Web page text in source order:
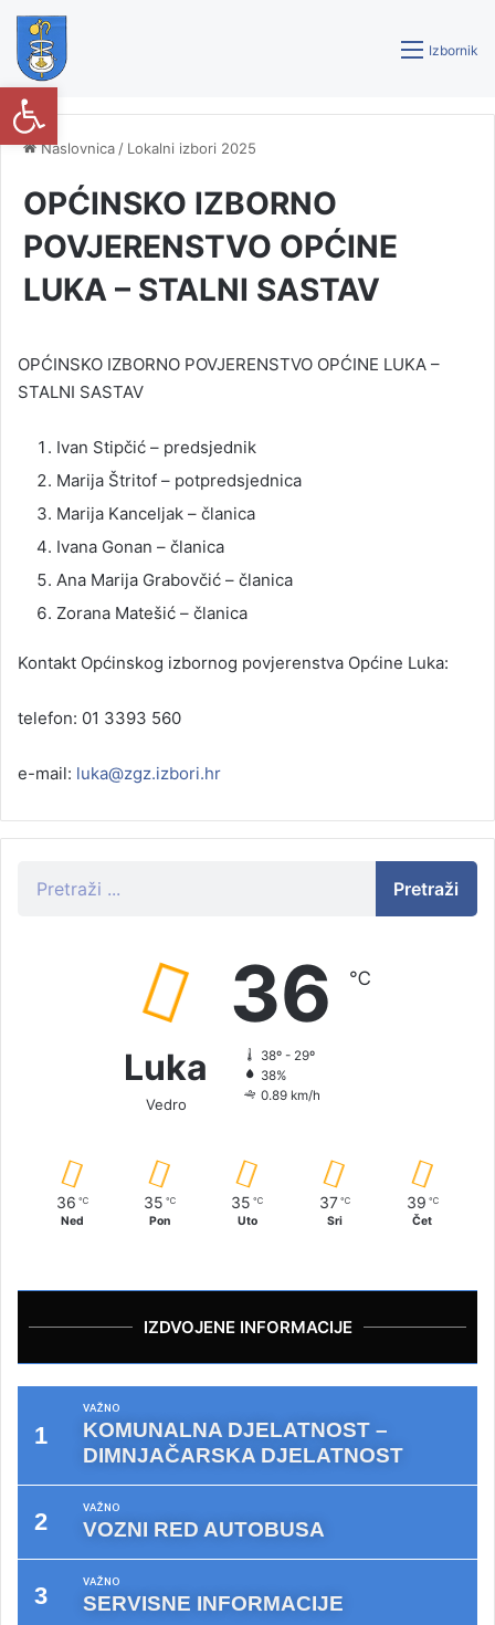
Izbornik
Naslovnica / Lokalni izbori 2025
OPĆINSKO IZBORNO
POVJERENSTVO OPĆINE
LUKA – STALNI SASTAV
OPĆINSKO IZBORNO POVJERENSTVO OPĆINE LUKA –
STALNI SASTAV
Ivan Stipčić – predsjednik
Marija Štritof – potpredsjednica
Marija Kanceljak – članica
Ivana Gonan – članica
Ana Marija Grabovčić – članica
Zorana Matešić – članica
Kontakt Općinskog izbornog povjerenstva Općine Luka:
telefon: 01 3393 560
e-mail: luka@zgz.izbori.hr
Pretraži
Luka
Vedro
36 ℃
38º - 29º
38%
0.89 km/h
36 ℃
Ned
35 ℃
Pon
35 ℃
Uto
37 ℃
Sri
39 ℃
Čet
IZDVOJENE INFORMACIJE
VAŽNO
KOMUNALNA DJELATNOST –
DIMNJAČARSKA DJELATNOST
VAŽNO
VOZNI RED AUTOBUSA
VAŽNO
SERVISNE INFORMACIJE
Open toolbar